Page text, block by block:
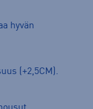
hyvän
(+2,5CM).